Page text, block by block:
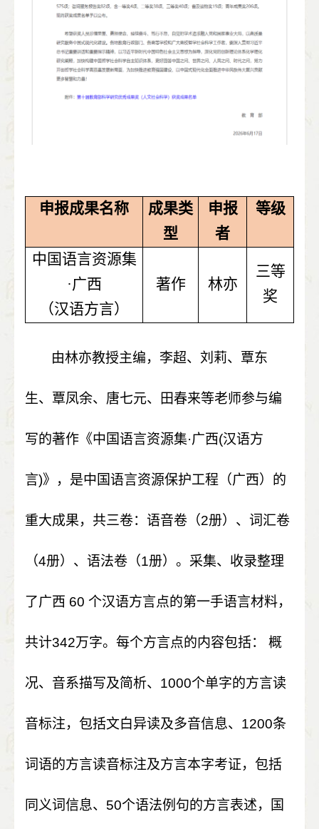
申报成果名称
成果类
型
申报
者
等级
中国语言资源集
·广西
（汉语方言）
著作 林亦
三等
奖
由林亦教授主编，李超、刘莉、覃东
生、覃凤余、唐七元、田春来等老师参与编
写的著作《中国语言资源集·广西(汉语方
言)》，是中国语言资源保护工程（广西）的
重大成果，共三卷：语音卷（2册）、词汇卷
（4册）、语法卷（1册）。采集、收录整理
了广西 60 个汉语方言点的第一手语言材料，
共计342万字。每个方言点的内容包括： 概
况、音系描写及简析、 1000个单字的方言读
音标注，包括文白异读及多音信息、 1200条
词语的方言读音标注及方言本字考证，包括
同义词信息、 50个语法例句的方言表述，国